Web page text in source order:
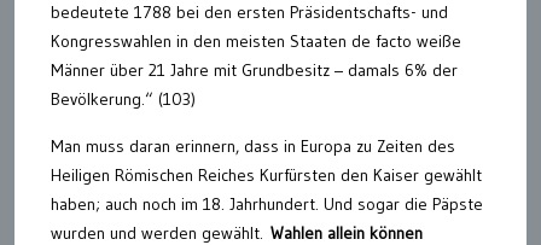
bedeutete 1788 bei den ersten Präsidentschafts- und
Kongresswahlen in den meisten Staaten de facto weiße
Männer über 21 Jahre mit Grundbesitz – damals 6% der
Bevölkerung.“ (103)
Man muss daran erinnern, dass in Europa zu Zeiten des
Heiligen Römischen Reiches Kurfürsten den Kaiser gewählt
haben; auch noch im 18. Jahrhundert. Und sogar die Päpste
wurden und werden gewählt. Wahlen allein können